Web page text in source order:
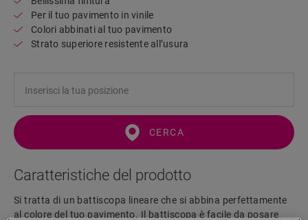
Per il tuo pavimento in vinile
Colori abbinati al tuo pavimento
Strato superiore resistente all’usura
CERCA
Caratteristiche del prodotto
Si tratta di un battiscopa lineare che si abbina perfettamente
al colore del tuo pavimento. Il battiscopa è facile da posare